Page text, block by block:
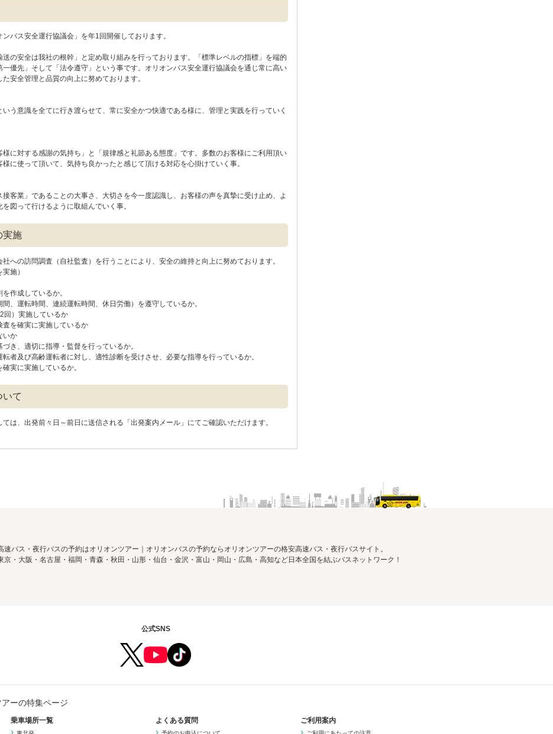
バス安全運行協議会」を年1回開催しております。
の安全は我社の根幹」と定め取り組みを行っております。「標準レベルの指標」を端的
優先」そして「法令遵守」という事です。オリオンバス安全運行協議会を通じ常に高い
安全管理と品質の向上に努めております。
いう意識を全てに行き渡らせて、常に安全かつ快適である様に、管理と実践を行っていく
に対する感謝の気持ち」と「規律感と礼節ある態度」です。多数のお客様にご利用頂い
に使って頂いて、気持ち良かったと感じて頂ける対応を心掛けていく事。
客業」であることの大事さ、大切さを今一度認識し、お客様の声を真摯に受け止め、よ
図って行けるように取組んでいく事。
実施
への訪問調査（自社監査）を行うことにより、安全の維持と向上に努めております。
施）
作成しているか。
、運転時間、連続運転時間、休日労働）を遵守しているか。
回）実施しているか
を確実に実施しているか
いか
き、適切に指導・監督を行っているか。
者及び高齢運転者に対し、適性診断を受けさせ、必要な指導を行っているか。
実に実施しているか。
いて
は、出発前々日～前日に送信される「出発案内メール」にてご確認いただけます。
速バス・夜行バスの予約はオリオンツアー｜オリオンバスの予約ならオリオンツアーの格安高速バス・夜行バスサイト。
京・大阪・名古屋・福岡・青森・秋田・山形・仙台・金沢・富山・岡山・広島・高知など日本全国を結ぶバスネットワーク！
公式SNS
ーの特集ページ
乗車場所一覧 よくある質問 ご利用案内